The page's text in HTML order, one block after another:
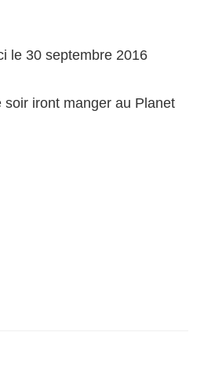
le 30 septembre 2016
iront manger au Planet